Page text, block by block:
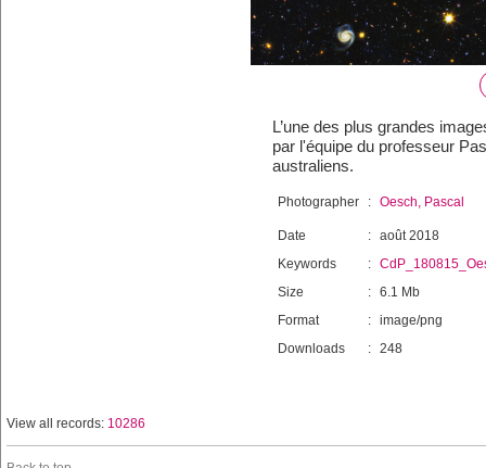
L’une des plus grandes
par l'équipe du professeur
australiens.
Photographer : Oesch, Pascal
Date : août 2018
Keywords
:
Size
: 6.1 Mb
Format
: image/png
Downloads
: 248
View all records: 10286